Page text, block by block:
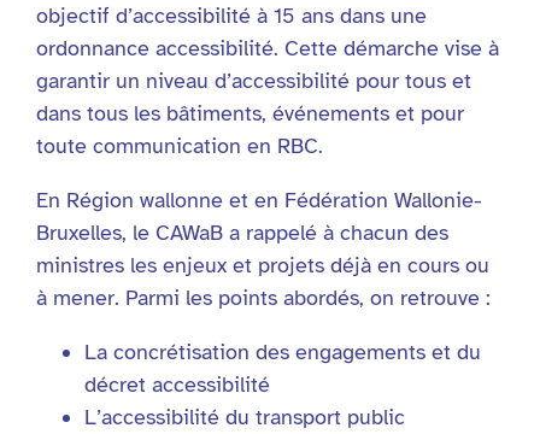
objectif d’accessibilité à 15 ans dans une
ordonnance accessibilité. Cette démarche vise à
garantir un niveau d’accessibilité pour tous et
dans tous les bâtiments, événements et pour
toute communication en RBC.
En Région wallonne et en Fédération Wallonie-
Bruxelles, le CAWaB a rappelé à chacun des
ministres les enjeux et projets déjà en cours ou
à mener. Parmi les points abordés, on retrouve :
La concrétisation des engagements et du
décret accessibilité
L’accessibilité du transport public